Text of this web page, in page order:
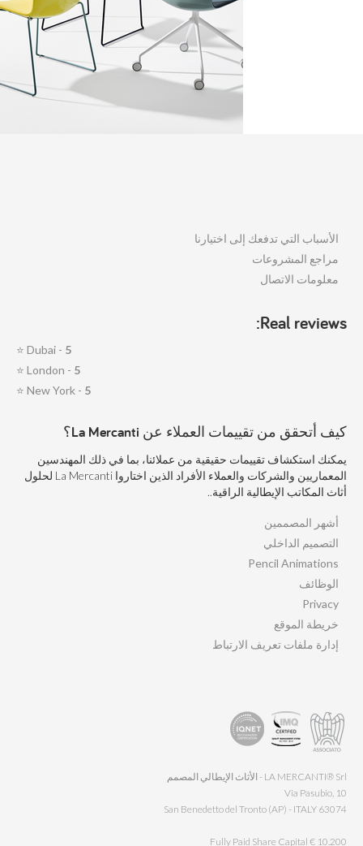
الأسباب التي تدفعك إلى اختيارنا
مراجع المشروعات
معلومات الاتصال
Real reviews:
Dubai - 5
⭐
London - 5
⭐
New York - 5
⭐
كيف أتحقق من تقييمات العملاء عن La Mercanti؟
يمكنك استكشاف تقييمات حقيقية من عملائنا، بما في ذلك المهندسين
المعماريين والشركات والعملاء الأفراد الذين اختاروا La Mercanti لحلول
أثاث المكاتب الإيطالية الراقية..
أشهر المصممين
التصميم الداخلي
Pencil Animations
الوظائف
Privacy
خريطة الموقع
إدارة ملفات تعريف الارتباط
LA MERCANTI® Srl - الأثاث الإيطالي المصمم
Via Pasubio, 10
63074 San Benedetto del Tronto (AP) - ITALY
Fully Paid Share Capital € 10.200